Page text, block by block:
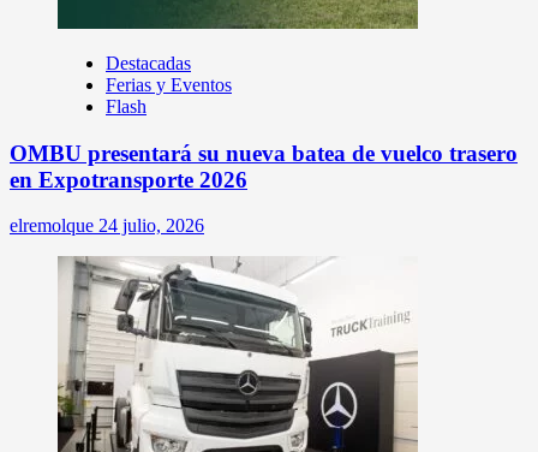
Destacadas
Ferias y Eventos
Flash
OMBU presentará su nueva batea de vuelco trasero
en Expotransporte 2026
elremolque 24 julio, 2026